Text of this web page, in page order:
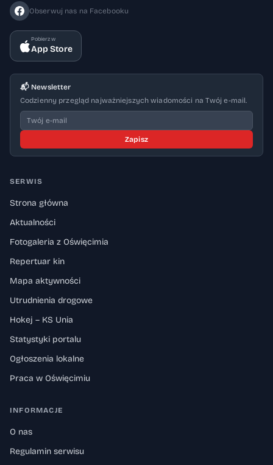
Obserwuj nas na Facebooku
Pobierz w
App Store
📬 Newsletter
Codzienny przegląd najważniejszych wiadomości na Twój e-mail.
Zapisz
SERWIS
Strona główna
Aktualności
Fotogaleria z Oświęcimia
Repertuar kin
Mapa aktywności
Utrudnienia drogowe
Hokej – KS Unia
Statystyki portalu
Ogłoszenia lokalne
Praca w Oświęcimiu
INFORMACJE
O nas
Regulamin serwisu